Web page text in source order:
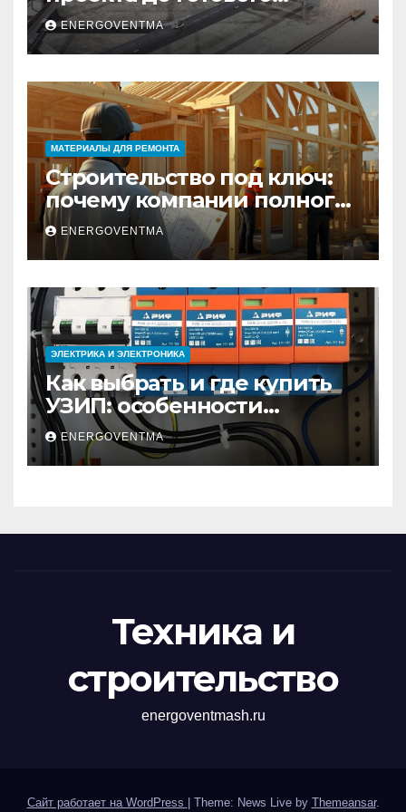
изделия – полный
практический гид
ENERGOVENTMA
МАТЕРИАЛЫ ДЛЯ РЕМОНТА
Строительство под ключ:
почему компании полного
цикла меняют рынок
недвижимости
ENERGOVENTMA
ЭЛЕКТРИКА И ЭЛЕКТРОНИКА
Как выбрать и где купить
УЗИП: особенности
устройств защиты от
импульсных
перенапряжений
ENERGOVENTMA
Техника и
строительство
energoventmash.ru
Сайт работает на WordPress Theme: News Live by Themeansar.